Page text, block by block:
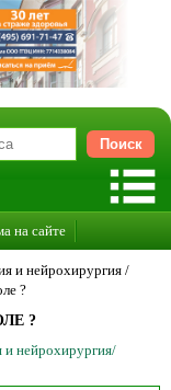
на сайте
и нейрохирургия/
?
?
и нейрохирургия/